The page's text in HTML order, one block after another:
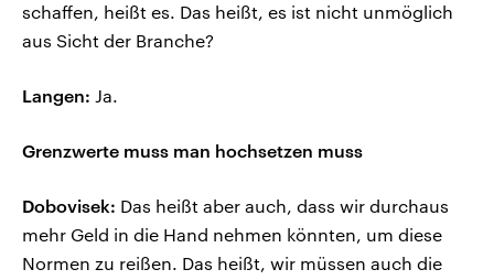
schaffen, heißt es. Das heißt, es ist nicht unmöglich
aus Sicht der Branche?
Langen: Ja.
Grenzwerte muss man hochsetzen muss
Dobovisek: Das heißt aber auch, dass wir durchaus
mehr Geld in die Hand nehmen könnten, um diese
Normen zu reißen. Das heißt, wir müssen auch die